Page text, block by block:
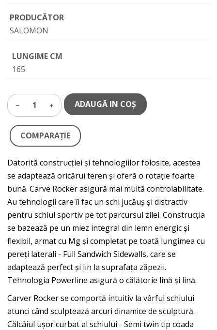
PRODUCĂTOR
SALOMON
LUNGIME CM
165
1 ADAUGĂ IN COŞ
COMPARAŢIE
Datorită construcției și tehnologiilor folosite, acestea
se adaptează oricărui teren și oferă o rotație foarte
bună. Carve Rocker asigură mai multă controlabilitate.
Au tehnologii care îi fac un schi jucăuș și distractiv
pentru schiul sportiv pe tot parcursul zilei. Construcția
se bazează pe un miez integral din lemn energic și
flexibil, armat cu Mg și completat pe toată lungimea cu
pereți laterali - Full Sandwich Sidewalls, care se
adaptează perfect și lin la suprafața zăpezii.
Tehnologia Powerline asigură o călătorie lină și lină.
Carver Rocker se comportă intuitiv la vârful schiului
atunci când sculptează arcuri dinamice de sculptură.
Călcâiul ușor curbat al schiului - Semi twin tip coada